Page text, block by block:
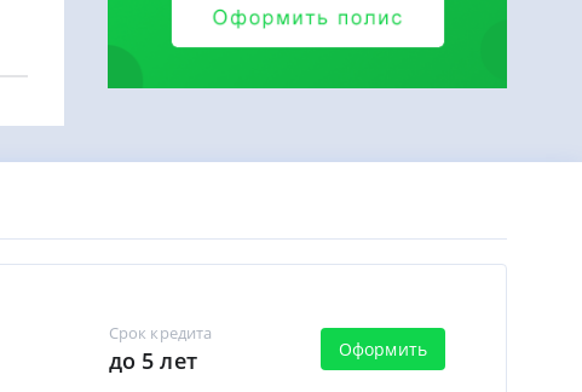
Срок кредита
до 5 лет Оформить